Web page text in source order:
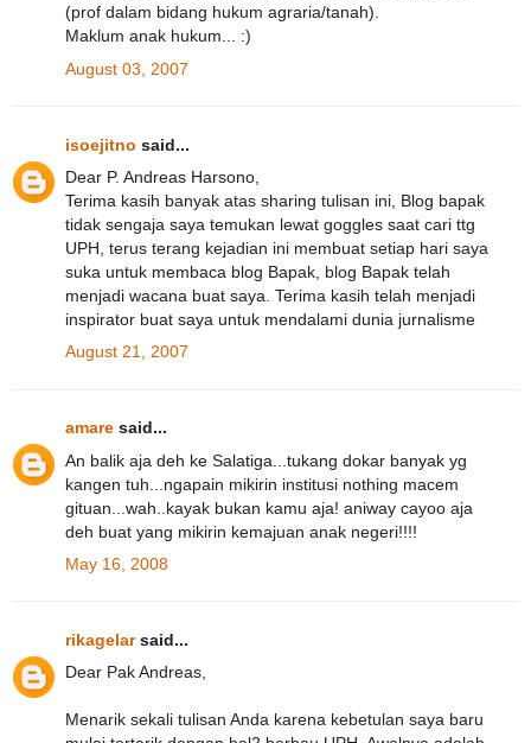
(prof dalam bidang hukum agraria/tanah).
Maklum anak hukum... :)
August 03, 2007
isoejitno said...
Dear P. Andreas Harsono,
Terima kasih banyak atas sharing tulisan ini, Blog bapak
tidak sengaja saya temukan lewat goggles saat cari ttg
UPH, terus terang kejadian ini membuat setiap hari saya
suka untuk membaca blog Bapak, blog Bapak telah
menjadi wacana buat saya. Terima kasih telah menjadi
inspirator buat saya untuk mendalami dunia jurnalisme
August 21, 2007
amare said...
An balik aja deh ke Salatiga...tukang dokar banyak yg
kangen tuh...ngapain mikirin institusi nothing macem
gituan...wah..kayak bukan kamu aja! aniway cayoo aja
deh buat yang mikirin kemajuan anak negeri!!!!
May 16, 2008
rikagelarsaid...
Dear Pak Andreas,
Menarik sekali tulisan Anda karena kebetulan saya baru